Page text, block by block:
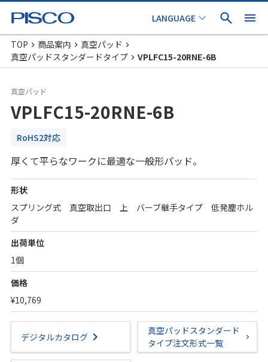
TOP 商品案内
真空パッド
真空パッドスタンダードタイプ
VPLFC15-20RNE-6B
真空パッド
VPLFC15-20RNE-6B
RoHS2対応
厚くて平らなワークに最適な一般形パッド。
形状
スプリング式 真空取出口 上 バーブ継手タイプ 低発塵ホル
ダ
出荷単位
1個
価格
¥10,769
デジタルカタログ
真空パッドスタンダード
タイプ注文形式一覧